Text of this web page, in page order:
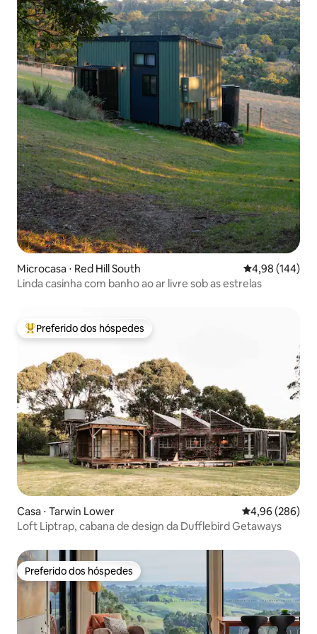
Microcasa ⋅ Red Hill South 4,98 de uma
4,98 (144)
Linda casinha com banho ao ar livre sob as estrelas
Entre os melhores preferidos dos hóspedes
Preferido dos hóspedes
Casa ⋅ Tarwin Lower 4,96 de uma
4,96 (286)
Loft Liptrap, cabana de design da Dufflebird Getaways
Preferido dos hóspedes
Preferido dos hóspedes